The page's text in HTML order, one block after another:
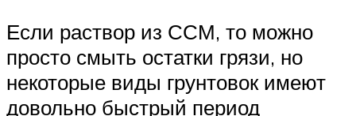
Если раствор из ССМ, то можно
просто смыть остатки грязи, но
некоторые виды грунтовок имеют
довольно быстрый период